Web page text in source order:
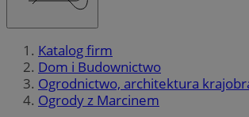
Katalog firm
Dom i Budownictwo
Ogrodnictwo, architektura
Ogrody z Marcinem